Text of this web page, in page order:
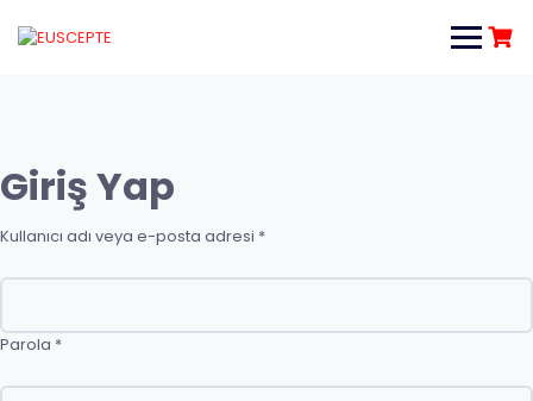
Giriş Yap
Kullanıcı adı veya e-posta adresi *
Parola *